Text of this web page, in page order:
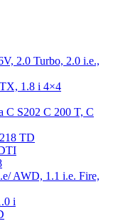
2.0 Turbo, 2.0 i.e.,
1.8 i 4×4
C S202 C 200 T, C
TD
AWD, 1.1 i.e. Fire,
i